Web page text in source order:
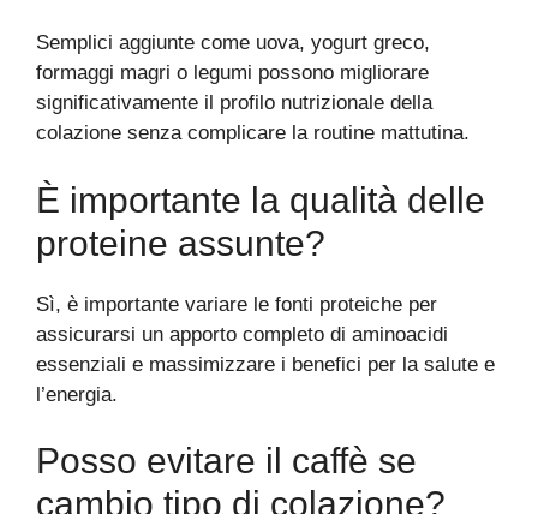
Semplici aggiunte come uova, yogurt greco,
formaggi magri o legumi possono migliorare
significativamente il profilo nutrizionale della
colazione senza complicare la routine mattutina.
È importante la qualità delle
proteine assunte?
Sì, è importante variare le fonti proteiche per
assicurarsi un apporto completo di aminoacidi
essenziali e massimizzare i benefici per la salute e
l’energia.
Posso evitare il caffè se
cambio tipo di colazione?